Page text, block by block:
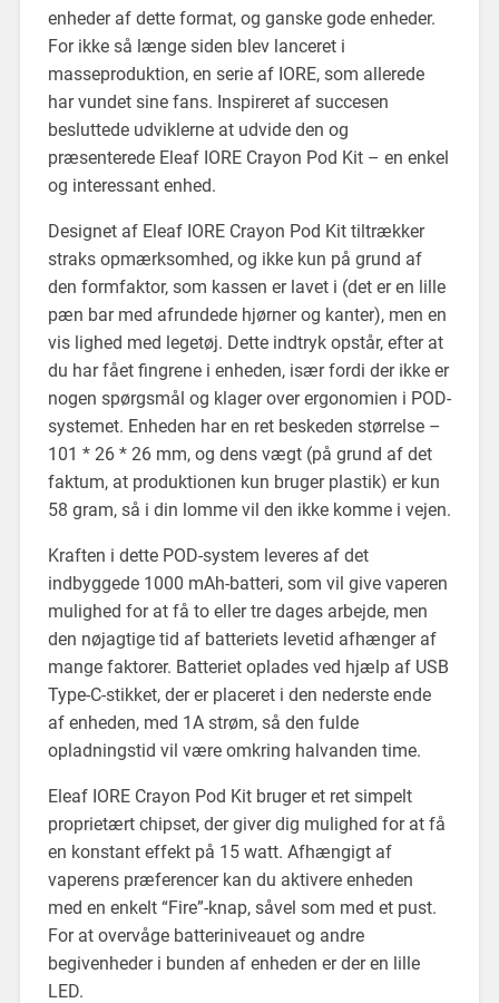
enheder af dette format, og ganske gode enheder.
For ikke så længe siden blev lanceret i
masseproduktion, en serie af IORE, som allerede
har vundet sine fans. Inspireret af succesen
besluttede udviklerne at udvide den og
præsenterede Eleaf IORE Crayon Pod Kit – en enkel
og interessant enhed.
Designet af Eleaf IORE Crayon Pod Kit tiltrækker
straks opmærksomhed, og ikke kun på grund af
den formfaktor, som kassen er lavet i (det er en lille
pæn bar med afrundede hjørner og kanter), men en
vis lighed med legetøj. Dette indtryk opstår, efter at
du har fået fingrene i enheden, især fordi der ikke er
nogen spørgsmål og klager over ergonomien i POD-
systemet. Enheden har en ret beskeden størrelse –
101 * 26 * 26 mm, og dens vægt (på grund af det
faktum, at produktionen kun bruger plastik) er kun
58 gram, så i din lomme vil den ikke komme i vejen.
Kraften i dette POD-system leveres af det
indbyggede 1000 mAh-batteri, som vil give vaperen
mulighed for at få to eller tre dages arbejde, men
den nøjagtige tid af batteriets levetid afhænger af
mange faktorer. Batteriet oplades ved hjælp af USB
Type-C-stikket, der er placeret i den nederste ende
af enheden, med 1A strøm, så den fulde
opladningstid vil være omkring halvanden time.
Eleaf IORE Crayon Pod Kit bruger et ret simpelt
proprietært chipset, der giver dig mulighed for at få
en konstant effekt på 15 watt. Afhængigt af
vaperens præferencer kan du aktivere enheden
med en enkelt “Fire”-knap, såvel som med et pust.
For at overvåge batteriniveauet og andre
begivenheder i bunden af enheden er der en lille
LED.